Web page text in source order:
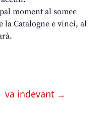
moment al somee
la Catalogne e vinci, al
va indevant →